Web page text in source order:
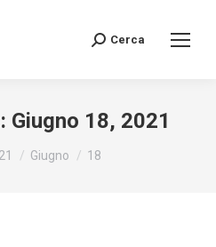
Search:
Cerca
Giugno 18, 2021
Giugno 18